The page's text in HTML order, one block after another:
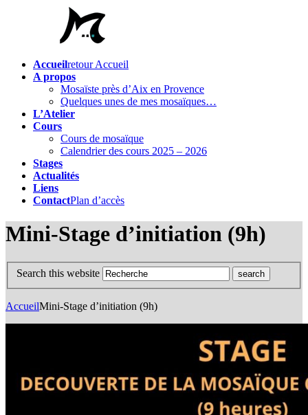
Accueilretour Accueil
A propos
Mosaïste près d’Aix en Provence
Quelques unes de mes mosaïques…
L’Atelier
Cours
Cours de mosaïque
Calendrier des cours 2025 – 2026
Stages
Actualités
Liens
ContactPlan d’accès
Mini-Stage d’initiation (9h)
Search this website
AccueilMini-Stage d’initiation (9h)